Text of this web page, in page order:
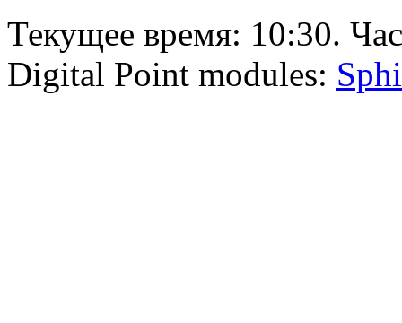
Текущее время: 10:30.
Digital Point modules: